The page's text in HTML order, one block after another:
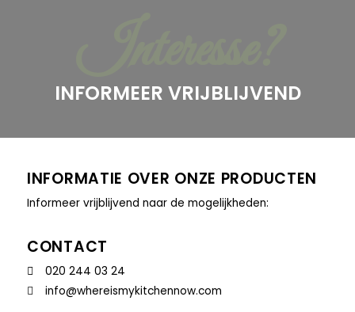
INFORMEER VRIJBLIJVEND
INFORMATIE OVER ONZE PRODUCTEN
Informeer vrijblijvend naar de mogelijkheden:
CONTACT
020 244 03 24
info@whereismykitchennow.com